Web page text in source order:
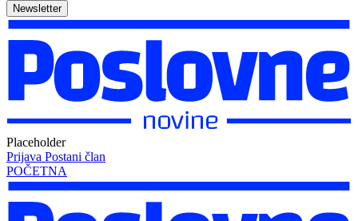
Newsletter
Placeholder
Prijava Postani član
POČETNA